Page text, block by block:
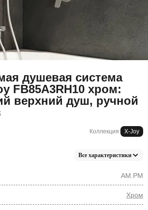
душевая система
FB85A3RH10 хром:
верхний душ, ручной
Коллекция: X-Joy
Все характеристики
AM.PM
Хром